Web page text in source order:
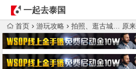
一起去泰国
首页 游玩攻略 拍照、逛古城… 原